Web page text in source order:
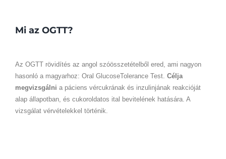
Mi az OGTT?
Az OGTT rövidítés az angol szóösszetételből ered, ami nagyon
hasonló a magyarhoz: Oral GlucoseTolerance Test. Célja
megvizsgálni a páciens vércukrának és inzulinjának reakcióját
alap állapotban, és cukoroldatos ital bevitelének hatására. A
vizsgálat vérvételekkel történik.